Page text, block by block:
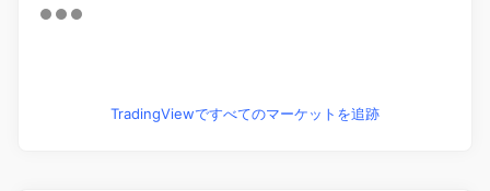
TradingViewですべてのマーケットを追跡